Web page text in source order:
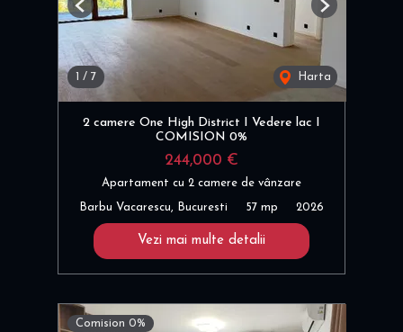
1 / 7 Harta
Previous Next
2 camere One High District I Vedere lac I
COMISION 0%
244,000 €
Apartament cu 2 camere de vânzare
Barbu Vacarescu, Bucuresti 57 mp 2026
Vezi mai multe detalii
Comision 0%